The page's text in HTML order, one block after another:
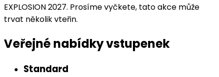
EXPLOSION 2027. Prosíme vyčkete, tato akce může
trvat několik vteřin.
Veřejné nabídky vstupenek
Standard